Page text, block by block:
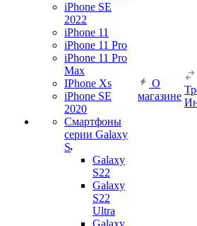
iPhone SE
2022
iPhone 11
iPhone 11 Pro
iPhone 11 Pro
Max
IPhone Xs
iPhone SE
2020
Смартфоны
серии Galaxy
S
Galaxy
S22
Galaxy
S22
Ultra
Galaxy
О
магазине